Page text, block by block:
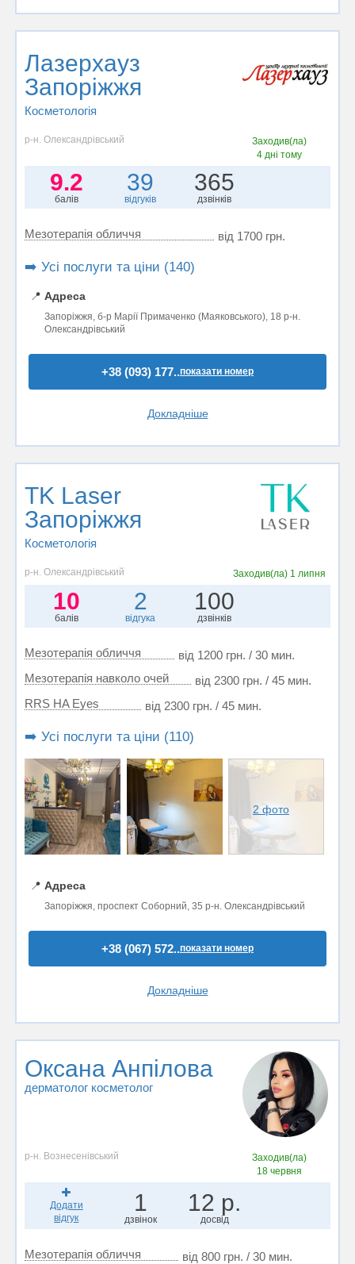
Лазерхауз
Запоріжжя
Косметологія
р-н. Олександрівський
Заходив(ла)
4 дні тому
9.2
балів
39
відгуків
365
дзвінків
Мезотерапія обличчя від 1700 грн.
➡️ Усі послуги та ціни (140)
📍 Адреса
Запоріжжя, б-р Марії Примаченко (Маяковського), 18 р-н.
Олександрівський
+38 (093) 177..показати номер
Докладніше
TK Laser
Запоріжжя
Косметологія
р-н. Олександрівський Заходив(ла) 1 липня
10
балів
2
відгука
100
дзвінків
Мезотерапія обличчя
від 1200 грн. / 30 мин.
Мезотерапія навколо очей
від 2300 грн. / 45 мин.
RRS HA Eyes
від 2300 грн. / 45 мин.
➡️ Усі послуги та ціни (110)
2 фото
📍 Адреса
Запоріжжя, проспект Соборний, 35 р-н. Олександрівський
+38 (067) 572..показати номер
Докладніше
Оксана Анпілова
дерматолог косметолог
р-н. Вознесенівський
Заходив(ла)
18 червня
Додати
відгук
1
дзвінок
12 р.
досвід
Мезотерапія обличчя
від 800 грн. / 30 мин.